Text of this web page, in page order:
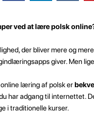
ved at lære polsk
der bliver mere og
giver. Men
læring af polsk er
har adgang til internettet.
i traditionelle kurser.